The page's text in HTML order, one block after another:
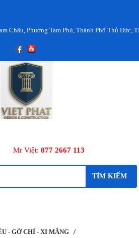
Phường Tam Phú, Thành Phố Thủ Đức,
Mr Việt: 077 2667 113
TÌM KIẾM
- GỜ CHỈ - XI MĂNG